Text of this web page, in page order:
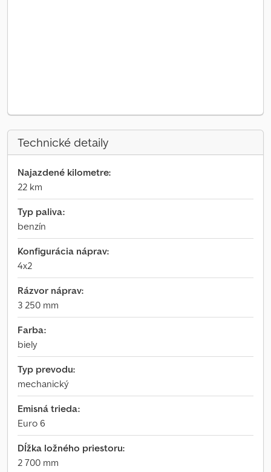
Technické detaily
Najazdené kilometre:
22 km
Typ paliva:
benzín
Konfigurácia náprav:
4x2
Rázvor náprav:
3 250 mm
Farba:
biely
Typ prevodu:
mechanický
Emisná trieda:
Euro 6
Dĺžka ložného priestoru:
2 700 mm